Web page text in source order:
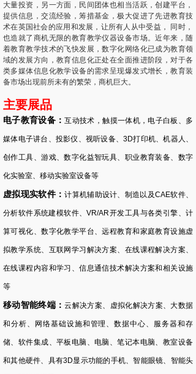
大量投资，另一方面，民间团体也相当活跃，创建平台，
提供信息，交流经验，筹措基金，极大促进了先进教育技
术在英国社会的应用和发展，让所有人从中受益， 同时，
也造就了商机无限的教育教学仪器设备市场。近年来，随
着教育教学技术的飞快发展，数字化网络化已成为教育领
域的发展方向，教育信息化正处在全面推进阶段，对于各
类多媒体信息化教学设备的需求呈现爆发式增长，教育装
备市场出现前所未有的繁荣，商机巨大。
主要展品
电子教育设备：互动技术，触摸一体机，电子白板、多
媒体电子讲台、投影仪、视听设备、3D打印机、机器人、
创作工具、游戏、数字化益智玩具、职业教育装备、数字
化实验室、移动实验室设备等
虚拟现实软件：计算机辅助设计、制造以及CAE软件、
分析软件系统建模软件、VR/AR开发工具与各类引擎、计
算可视化、数字化教学平台、远程教育和家庭教育设施虚
拟教学系统、互联网学习解决方案、在线课程解决方案、
在线课程内容和学习、信息通信技术解决方案和相关设施
等
移动智能终端：云解决方案、虚拟化解决方案、大数据
和分析、网络基础设施和管理、数据中心、服务器和存
储、软件集成、平板电脑、电脑、笔记本电脑、教室设备
和其他硬件、具有3D显示功能的手机、智能眼镜、智能头